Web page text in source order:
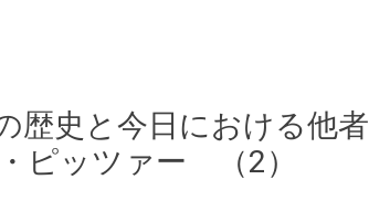
歴史と今日における他者
ピッツァー （2）